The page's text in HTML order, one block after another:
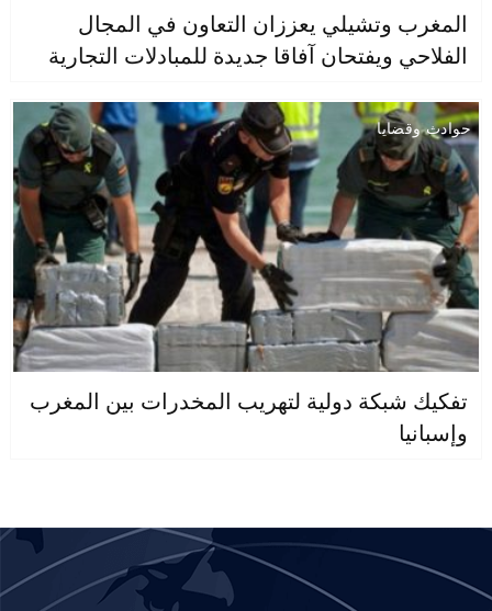
المغرب وتشيلي يعززان التعاون في المجال
الفلاحي ويفتحان آفاقا جديدة للمبادلات التجارية
حوادث وقضايا
تفكيك شبكة دولية لتهريب المخدرات بين المغرب
وإسبانيا